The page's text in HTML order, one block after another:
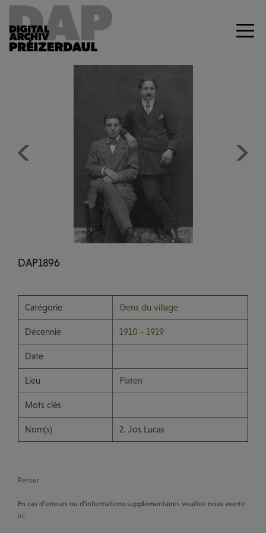
Previous Next
DAP1896
Catégorie Gens du village
Décennie 1910 - 1919
Date
Lieu Platen
Mots clés
Nom(s) 2. Jos Lucas
Retour
En cas d’erreurs ou d’informations supplémentaires veuillez nous avertir
ici